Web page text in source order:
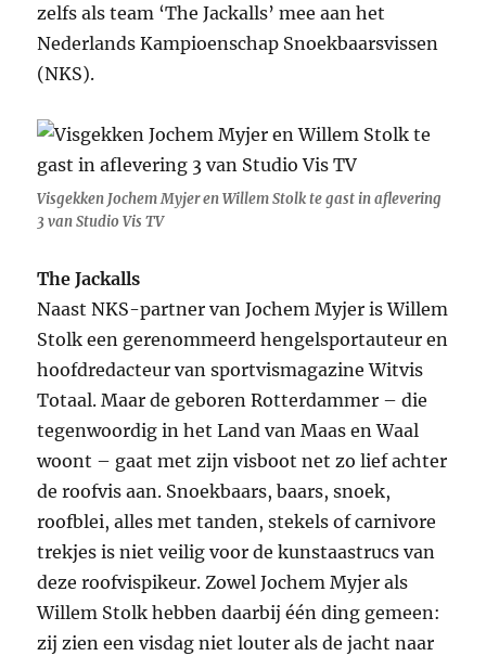
zelfs als team ‘The Jackalls’ mee aan het
Nederlands Kampioenschap Snoekbaarsvissen
(NKS).
Visgekken Jochem Myjer en Willem Stolk te gast in aflevering
3 van Studio Vis TV
The Jackalls
Naast NKS-partner van Jochem Myjer is Willem
Stolk een gerenommeerd hengelsportauteur en
hoofdredacteur van sportvismagazine Witvis
Totaal. Maar de geboren Rotterdammer – die
tegenwoordig in het Land van Maas en Waal
woont – gaat met zijn visboot net zo lief achter
de roofvis aan. Snoekbaars, baars, snoek,
roofblei, alles met tanden, stekels of carnivore
trekjes is niet veilig voor de kunstaastrucs van
deze roofvispikeur. Zowel Jochem Myjer als
Willem Stolk hebben daarbij één ding gemeen:
zij zien een visdag niet louter als de jacht naar